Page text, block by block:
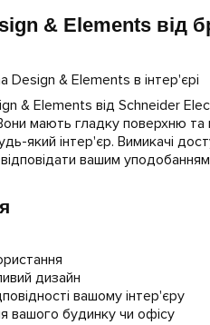
& Elements від
& Elements від Schneider
мають гладку поверхню та
який інтер'єр. Вимикачі
вашим
дизайн
вашому інтер'єру
вашого будинку чи офісу